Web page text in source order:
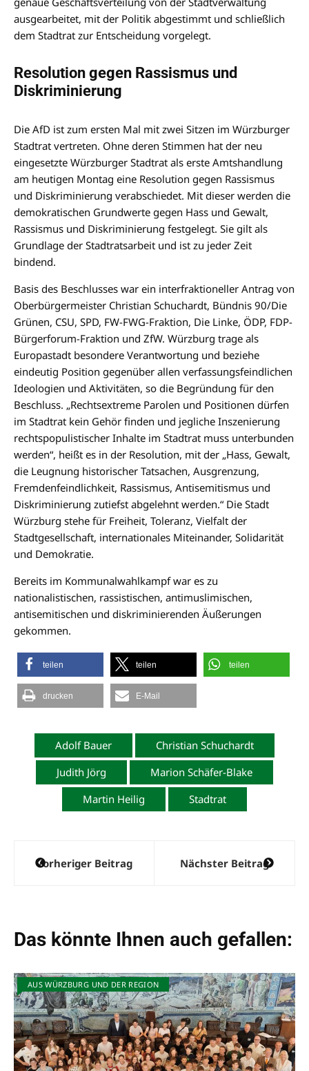
ausgearbeitet, mit der Politik abgestimmt und schließlich
dem Stadtrat zur Entscheidung vorgelegt.
Resolution gegen Rassismus und
Diskriminierung
Die AfD ist zum ersten Mal mit zwei Sitzen im Würzburger
Stadtrat vertreten. Ohne deren Stimmen hat der neu
eingesetzte Würzburger Stadtrat als erste Amtshandlung
am heutigen Montag eine Resolution gegen Rassismus
und Diskriminierung verabschiedet. Mit dieser werden die
demokratischen Grundwerte gegen Hass und Gewalt,
Rassismus und Diskriminierung festgelegt. Sie gilt als
Grundlage der Stadtratsarbeit und ist zu jeder Zeit
bindend.
Basis des Beschlusses war ein interfraktioneller Antrag von
Oberbürgermeister Christian Schuchardt, Bündnis 90/Die
Grünen, CSU, SPD, FW-FWG-Fraktion, Die Linke, ÖDP, FDP-
Bürgerforum-Fraktion und ZfW. Würzburg trage als
Europastadt besondere Verantwortung und beziehe
eindeutig Position gegenüber allen verfassungsfeindlichen
Ideologien und Aktivitäten, so die Begründung für den
Beschluss. „Rechtsextreme Parolen und Positionen dürfen
im Stadtrat kein Gehör finden und jegliche Inszenierung
rechtspopulistischer Inhalte im Stadtrat muss unterbunden
werden“, heißt es in der Resolution, mit der „Hass, Gewalt,
die Leugnung historischer Tatsachen, Ausgrenzung,
Fremdenfeindlichkeit, Rassismus, Antisemitismus und
Diskriminierung zutiefst abgelehnt werden.“ Die Stadt
Würzburg stehe für Freiheit, Toleranz, Vielfalt der
Stadtgesellschaft, internationales Miteinander, Solidarität
und Demokratie.
Bereits im Kommunalwahlkampf war es zu
nationalistischen, rassistischen, antimuslimischen,
antisemitischen und diskriminierenden Äußerungen
gekommen.
teilen teilen teilen
drucken E-Mail
Adolf Bauer
Christian Schuchardt
Judith Jörg
Marion Schäfer-Blake
Martin Heilig
Stadtrat
Beitragsnavigation
Vorheriger Beitrag Nächster Beitrag
Das könnte Ihnen auch gefallen:
AUS WÜRZBURG UND DER REGION